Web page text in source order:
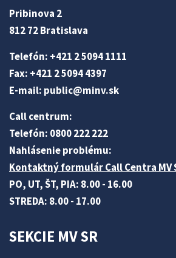
Pribinova 2
812 72 Bratislava
Telefón: +421 2 5094 1111
Fax: +421 2 5094 4397
E-mail: public@minv.sk
Call centrum:
Telefón: 0800 222 222
Nahlásenie problému:
Kontaktný formulár Call Centra MV
PO, UT, ŠT, PIA: 8.00 - 16.00
STREDA: 8.00 - 17.00
SEKCIE MV SR